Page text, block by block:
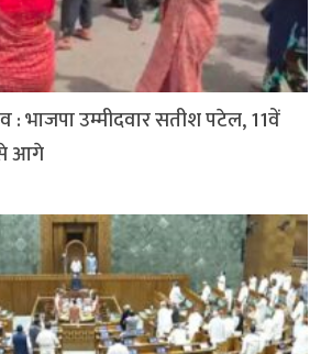
: भाजपा उम्मीदवार सतीश पटेल, 11वें
से आगे